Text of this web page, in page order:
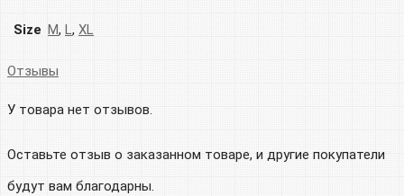
Size M, L, XL
Отзывы
У товара нет отзывов.
Оставьте отзыв о заказанном товаре, и другие покупатели
будут вам благодарны.